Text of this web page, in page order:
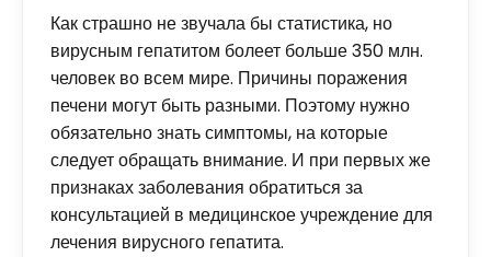
Как страшно не звучала бы статистика, но
вирусным гепатитом болеет больше 350 млн.
человек во всем мире. Причины поражения
печени могут быть разными. Поэтому нужно
обязательно знать симптомы, на которые
следует обращать внимание. И при первых же
признаках заболевания обратиться за
консультацией в медицинское учреждение для
лечения вирусного гепатита.